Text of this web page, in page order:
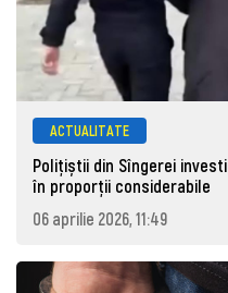
ACTUALITATE
Polițiștii din Sîngerei
în proporții considerabile
06 aprilie 2026, 11:49